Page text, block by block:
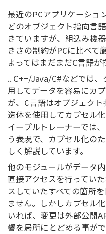
最近のPCアプリケーショ
どのオブジェクト指向言
きていますが、組込み機
きさの制約がPCに比べて
よってはまだまだC言語が
.. C++/Java/C#などでは
用してデータを容易にカ
が、C言語はオブジェク
造体を使用してカプセル
イープルトレーナーでは
う表現で、カプセル化の
しく解説しています。
他のモジュールがデータ
直接アクセスを行ってい
スしていたすべての箇所
ません。しかしカプセル
いれば、変更は外部公開
響を局所にとどめる事がで